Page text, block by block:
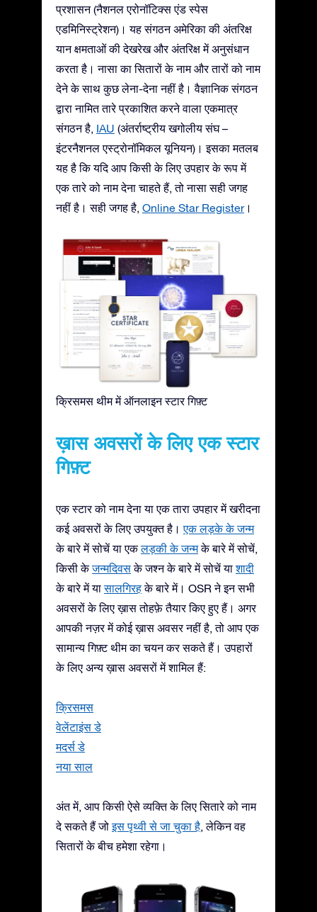
प्रशासन (नैशनल एरोनॉटिक्स एंड स्पेस
एडमिनिस्ट्रेशन)। यह संगठन अमेरिका की अंतरिक्ष
यान क्षमताओं की देखरेख और अंतरिक्ष में अनुसंधान
करता है। नासा का सितारों के नाम और तारों को नाम
देने के साथ कुछ लेना-देना नहीं है। वैज्ञानिक संगठन
द्वारा नामित तारे प्रकाशित करने वाला एकमात्र
संगठन है, IAU (अंतर्राष्ट्रीय खगोलीय संघ –
इंटरनैशनल एस्ट्रोनॉमिकल यूनियन)। इसका मतलब
यह है कि यदि आप किसी के लिए उपहार के रूप में
एक तारे को नाम देना चाहते हैं, तो नासा सही जगह
नहीं है। सही जगह है, Online Star Register।
क्रिसमस थीम में ऑनलाइन स्टार गिफ़्ट
ख़ास अवसरों के लिए एक स्टार
गिफ़्ट
एक स्टार को नाम देना या एक तारा उपहार में खरीदना
कई अवसरों के लिए उपयुक्त है।एक लड़के के जन्म
के बारे में सोचें या एकलड़की के जन्मके बारे में सोचें,
किसी केजन्मदिवसके जश्न के बारे में सोचें याशादी
के बारे में यासालगिरहके बारे में। OSR ने इन सभी
अवसरों के लिए ख़ास तोहफ़े तैयार किए हुए हैं। अगर
आपकी नज़र में कोई ख़ास अवसर नहीं है, तो आप एक
सामान्य गिफ़्ट थीम का चयन कर सकते हैं। उपहारों
के लिए अन्य ख़ास अवसरों में शामिल हैं:
क्रिसमस
वेलेंटाइंस डे
मदर्स डे
नया साल
अंत में, आप किसी ऐसे व्यक्ति के लिए सितारे को नाम
दे सकते हैं जोइस पृथ्वी से जा चुका है, लेकिन वह
सितारों के बीच हमेशा रहेगा।